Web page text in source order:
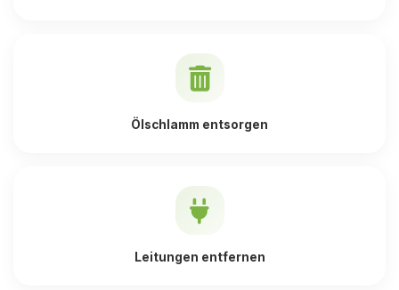
Ölschlamm entsorgen
Leitungen entfernen